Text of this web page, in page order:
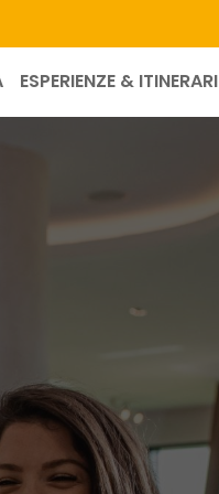
ESPERIENZE & ITINERARI